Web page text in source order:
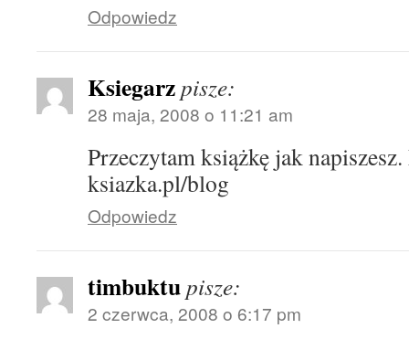
Odpowiedz
Ksiegarzpisze:
28 maja, 2008 o 11:21 am
Przeczytam książkę jak
ksiazka.pl/blog
Odpowiedz
timbuktupisze:
2 czerwca, 2008 o 6:17 pm